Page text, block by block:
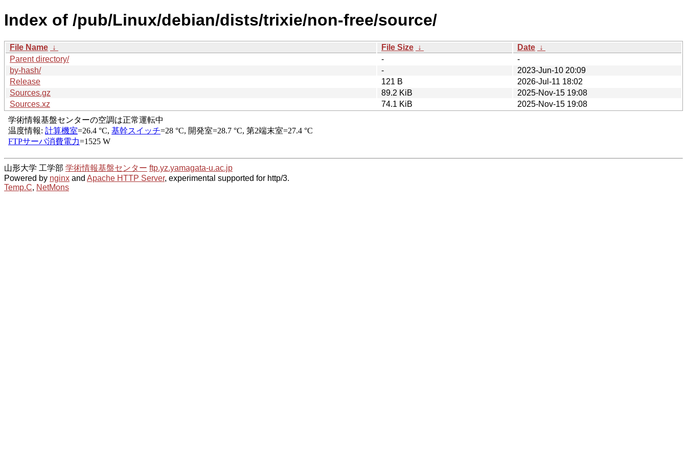
Index of /pub/Linux/debian/dists/trixie/non-free/source/
File Name ↓ File Size ↓ Date ↓
Parent directory/
-
-
by-hash/
-
2023-Jun-10 20:09
Release
121 B
2026-Jul-11 18:02
Sources.gz
89.2 KiB
2025-Nov-15 19:08
Sources.xz
74.1 KiB 2025-Nov-15 19:08
山形大学 工学部 学術情報基盤センター ftp.yz.yamagata-u.ac.jp
Powered by nginx and Apache HTTP Server, experimental supported for http/3.
Temp.C, NetMons